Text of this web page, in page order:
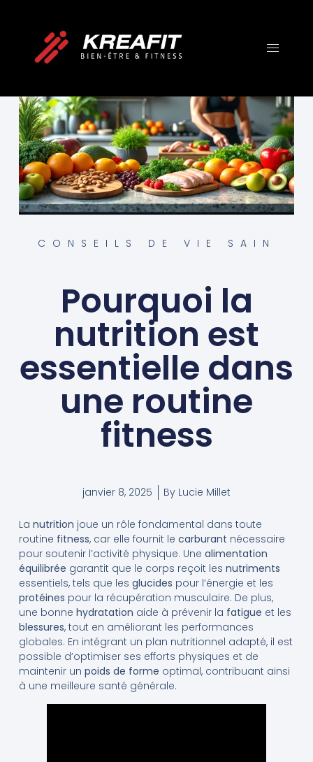
CONSEILS DE VIE SAIN
Pourquoi la
nutrition est
essentielle dans
une routine
fitness
janvier 8, 2025 By Lucie Millet
La nutrition joue un rôle fondamental dans toute
routine fitness, car elle fournit le carburant nécessaire
pour soutenir l’activité physique. Une alimentation
équilibrée garantit que le corps reçoit les nutriments
essentiels, tels que les glucides pour l’énergie et les
protéines pour la récupération musculaire. De plus,
une bonne hydratation aide à prévenir la fatigue et les
blessures, tout en améliorant les performances
globales. En intégrant un plan nutritionnel adapté, il est
possible d’optimiser ses efforts physiques et de
maintenir un poids de forme optimal, contribuant ainsi
à une meilleure santé générale.